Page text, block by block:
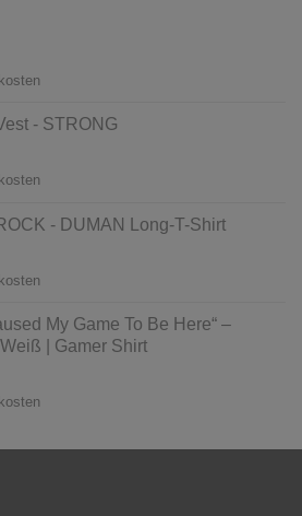
- STRONG
- DUMAN Long-T-Shirt
My Game To Be Here“ –
| Gamer Shirt